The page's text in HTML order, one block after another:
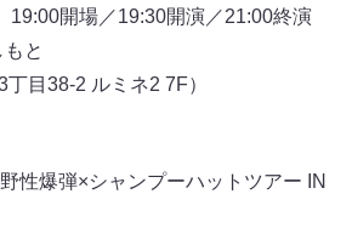
19:00開場／19:30開演／21:00終演
と
丁目38-2 ルミネ2 7F）
性爆弾×シャンプーハットツアー IN